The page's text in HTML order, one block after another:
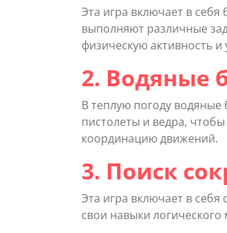
Эта игра включает в
выполняют различные
физическую активность
2. Водяные
В теплую погоду
пистолеты и ведра, чтобы
координацию движений.
3. Поиск
Эта игра включает в себя
свои навыки